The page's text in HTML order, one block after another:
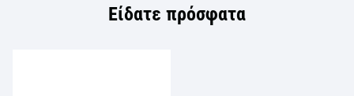
Είδατε πρόσφατα